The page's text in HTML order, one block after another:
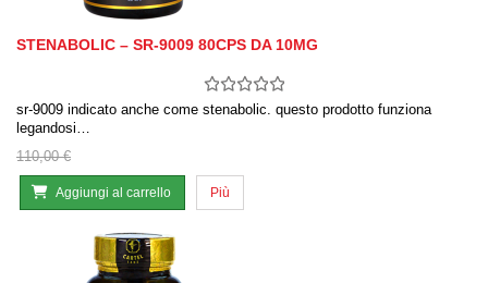
STENABOLIC – SR-9009 80CPS DA 10MG
sr-9009 indicato anche come stenabolic. questo prodotto funziona
legandosi…
110,00 €
Aggiungi al carrello Più